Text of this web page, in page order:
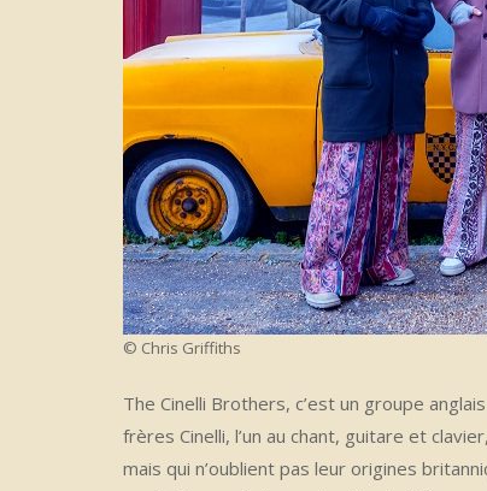
© Chris Griffiths
The Cinelli Brothers, c’est un groupe
frères Cinelli, l’un au chant, guitare et
mais qui n’oublient pas leur origines